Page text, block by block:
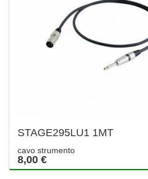
STAGE295LU1 1MT
cavo strumento
8,00 €